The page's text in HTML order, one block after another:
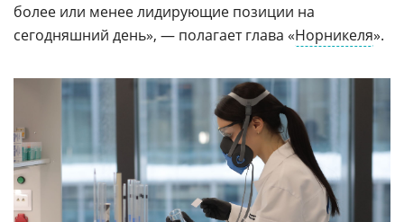
более или менее лидирующие позиции на
сегодняшний день», — полагает глава «Норникеля».